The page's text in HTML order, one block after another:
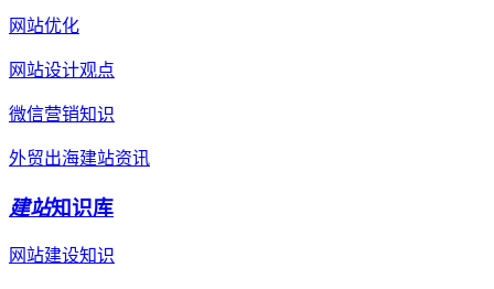
网站优化
网站设计观点
微信营销知识
外贸出海建站资讯
建站知识库
网站建设知识